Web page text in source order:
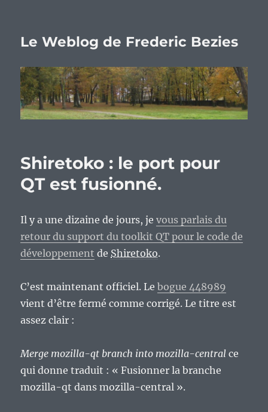
Le Weblog de Frederic Bezies
Shiretoko : le port pour
QT est fusionné.
Il y a une dizaine de jours, jevous parlais du
retour du support du toolkit QT pour le code de
développement de Shiretoko.
C’est maintenant officiel. Lebogue 448989
vient d’être fermé comme corrigé. Le titre est
assez clair :
Merge mozilla-qt branch into mozilla-centralce
qui donne traduit : « Fusionner la branche
mozilla-qt dans mozilla-central ».